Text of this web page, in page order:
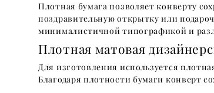
Плотная бумага позволяет конверту
поздравительную открытку или
минималистичной типографикой и
Плотная матовая
Для изготовления используется
Благодаря плотности бумаги конверт